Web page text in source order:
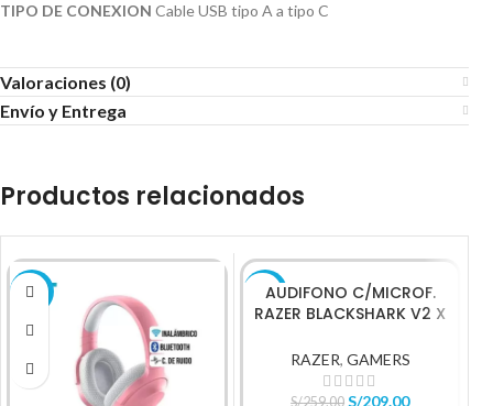
TIPO DE CONEXION Cable USB tipo A a tipo C
Valoraciones (0)
Envío y Entrega
Productos relacionados
-19%AUDIFONO C/MICROF.
RAZER BLACKSHARK V2 X
QUARTZ (RZ04-03240800-
R3U1
RAZER, GAMERS
S/259.00 S/209.00